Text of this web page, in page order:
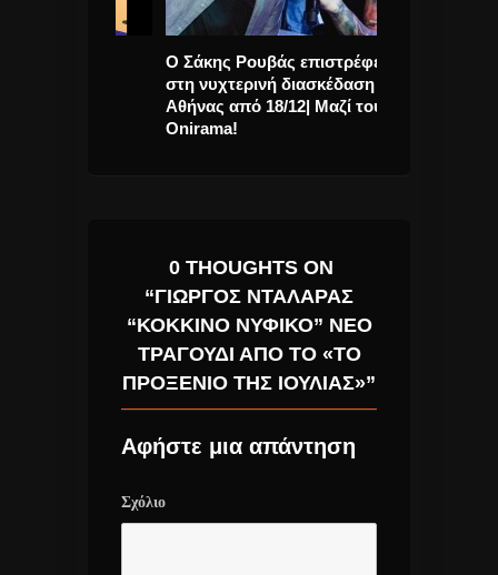
Ο Σάκης Ρουβάς επιστρέφει
στη νυχτερινή διασκέδαση της
Αθήνας από 18/12| Μαζί του οι
Onirama!
0 THOUGHTS ON
“ΓΙΏΡΓΟΣ ΝΤΑΛΆΡΑΣ
“ΚΌΚΚΙΝΟ ΝΥΦΙΚΌ” ΝΈΟ
ΤΡΑΓΟΎΔΙ ΑΠΟ ΤΟ «ΤΟ
ΠΡΟΞΕΝΙΌ ΤΗΣ ΙΟΥΛΊΑΣ»”
Αφήστε μια απάντηση
Σχόλιο